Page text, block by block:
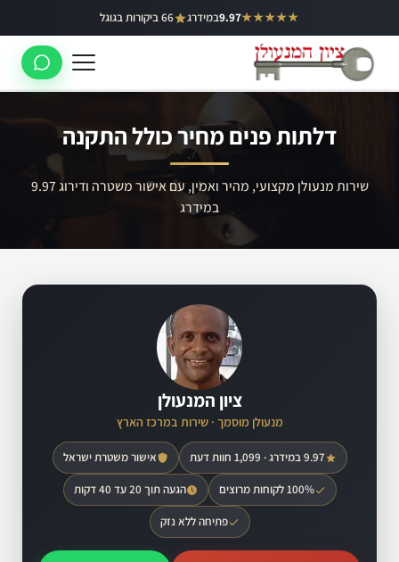
לתוכן
★★★★★
9.97במידרג 66 ביקורות בגוגל באר יעקב
ראשון לציון
לוד
רמלה
דלתות פנים מחיר כולל התקנה
שירות מנעולן מקצועי, מהיר ואמין, עם אישור משטרה ודירוג 9.97
במידרג
ציון המנעולן
מנעולן מוסמך · שירות במרכז הארץ
9.97 במידרג · 1,099 חוות דעת אישור משטרת ישראל
100% לקוחות מרוצים הגעה תוך 20 עד 40 דקות
פתיחה ללא נזק